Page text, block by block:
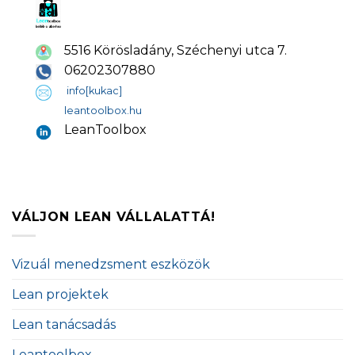
5516 Körösladány, Széchenyi utca 7.
06202307880
info[kukac]
leantoolbox.hu
LeanToolbox
VÁLJON LEAN VÁLLALATTÁ!
Vizuál menedzsment eszközök
Lean projektek
Lean tanácsadás